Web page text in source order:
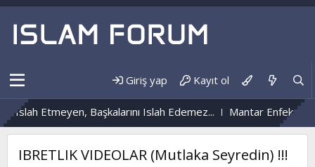
Giriş yap Kayıt ol
Etmeyen, Başkalarını Islah Edemez... Mantar Enfeksiyonu
IBRETLIK VIDEOLAR (Mutlaka Seyredin) !!!